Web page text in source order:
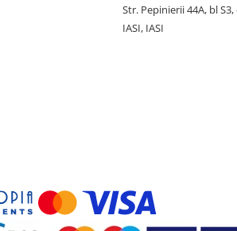
Str. Pepinierii 44A, bl S3,
IASI, IASI